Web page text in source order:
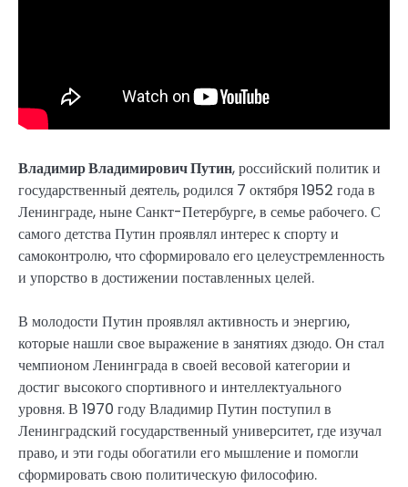
Владимир Владимирович Путин, российский политик и
государственный деятель, родился 7 октября 1952 года в
Ленинграде, ныне Санкт-Петербурге, в семье рабочего. С
самого детства Путин проявлял интерес к спорту и
самоконтролю, что сформировало его целеустремленность
и упорство в достижении поставленных целей.
В молодости Путин проявлял активность и энергию,
которые нашли свое выражение в занятиях дзюдо. Он стал
чемпионом Ленинграда в своей весовой категории и
достиг высокого спортивного и интеллектуального
уровня. В 1970 году Владимир Путин поступил в
Ленинградский государственный университет, где изучал
право, и эти годы обогатили его мышление и помогли
сформировать свою политическую философию.